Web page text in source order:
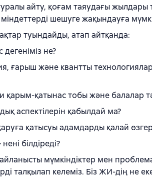
айту, қоғам таяудағы
шешуге жақындауға
туындайды, атап айтқанда:
не?
ғарыш және квантты
қатынас тобы және балалар
аспектілерін қабылдай ма?
қатысуы адамдарды қалай
білдіреді?
мүмкіндіктер мен
талқылап келеміз. Біз ЖИ-дің не